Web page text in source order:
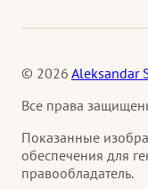
© 2026 Aleksandar
Все права
Показанные
обеспечения для
правообладатель.